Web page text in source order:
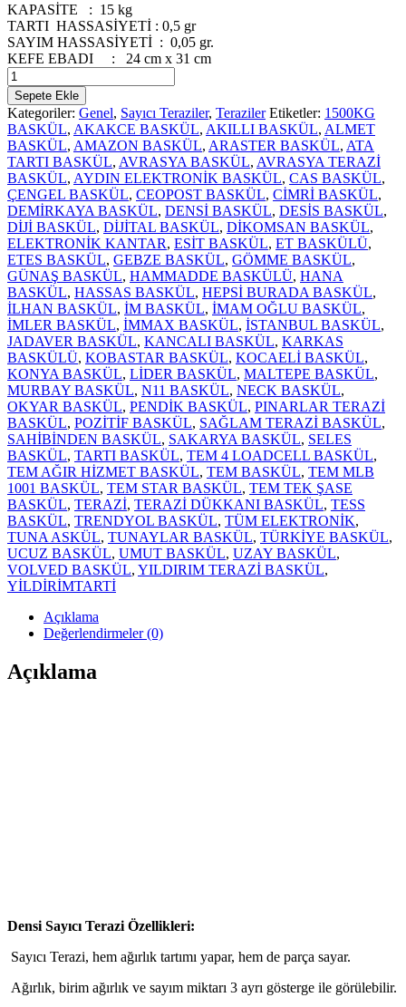
KAPASİTE : 15 kg
TARTI HASSASİYETİ : 0,5 gr
SAYIM HASSASİYETİ : 0,05 gr.
KEFE EBADI : 24 cm x 31 cm
PC-
15AC
15
KG
SAYICI
TERAZİ
adet
Sepete Ekle
Kategoriler: Genel, Sayıcı Teraziler, Teraziler Etiketler: 1500KG
BASKÜL, AKAKCE BASKÜL, AKILLI BASKÜL, ALMET
BASKÜL, AMAZON BASKÜL, ARASTER BASKÜL, ATA
TARTI BASKÜL, AVRASYA BASKÜL, AVRASYA TERAZİ
BASKÜL, AYDIN ELEKTRONİK BASKÜL, CAS BASKÜL,
ÇENGEL BASKÜL, CEOPOST BASKÜL, CİMRİ BASKÜL,
DEMİRKAYA BASKÜL, DENSİ BASKÜL, DESİS BASKÜL,
DİJİ BASKÜL, DİJİTAL BASKÜL, DİKOMSAN BASKÜL,
ELEKTRONİK KANTAR, ESİT BASKÜL, ET BASKÜLÜ,
ETES BASKÜL, GEBZE BASKÜL, GÖMME BASKÜL,
GÜNAŞ BASKÜL, HAMMADDE BASKÜLÜ, HANA
BASKÜL, HASSAS BASKÜL, HEPSİ BURADA BASKÜL,
İLHAN BASKÜL, İM BASKÜL, İMAM OĞLU BASKÜL,
İMLER BASKÜL, İMMAX BASKÜL, İSTANBUL BASKÜL,
JADAVER BASKÜL, KANCALI BASKÜL, KARKAS
BASKÜLÜ, KOBASTAR BASKÜL, KOCAELİ BASKÜL,
KONYA BASKÜL, LİDER BASKÜL, MALTEPE BASKÜL,
MURBAY BASKÜL, N11 BASKÜL, NECK BASKÜL,
OKYAR BASKÜL, PENDİK BASKÜL, PINARLAR TERAZİ
BASKÜL, POZİTİF BASKÜL, SAĞLAM TERAZİ BASKÜL,
SAHİBİNDEN BASKÜL, SAKARYA BASKÜL, SELES
BASKÜL, TARTI BASKÜL, TEM 4 LOADCELL BASKÜL,
TEM AĞIR HİZMET BASKÜL, TEM BASKÜL, TEM MLB
1001 BASKÜL, TEM STAR BASKÜL, TEM TEK ŞASE
BASKÜL, TERAZİ, TERAZİ DÜKKANI BASKÜL, TESS
BASKÜL, TRENDYOL BASKÜL, TÜM ELEKTRONİK,
TUNA ASKÜL, TUNAYLAR BASKÜL, TÜRKİYE BASKÜL,
UCUZ BASKÜL, UMUT BASKÜL, UZAY BASKÜL,
VOLVED BASKÜL, YILDIRIM TERAZİ BASKÜL,
YİLDİRİMTARTİ
Açıklama
Değerlendirmeler (0)
Açıklama
Densi Sayıcı Terazi Özellikleri:
Sayıcı Terazi, hem ağırlık tartımı yapar, hem de parça sayar.
Ağırlık, birim ağırlık ve sayım miktarı 3 ayrı gösterge ile görülebilir.